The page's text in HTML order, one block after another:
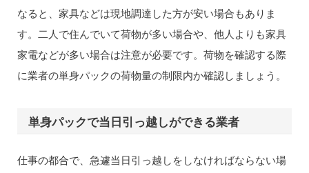
なると、家具などは現地調達した方が安い場合もありま
す。二人で住んでいて荷物が多い場合や、他人よりも家具
家電などが多い場合は注意が必要です。荷物を確認する際
に業者の単身パックの荷物量の制限内か確認しましょう。
単身パックで当日引っ越しができる業者
仕事の都合で、急遽当日引っ越しをしなければならない場